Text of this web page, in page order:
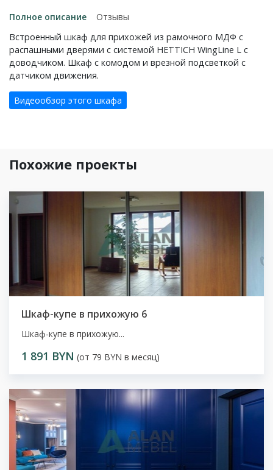
Полное описание
Отзывы
Встроенный шкаф для прихожей из рамочного МДФ с
распашными дверями с системой HETTICH WingLine L с
доводчиком. Шкаф с комодом и врезной подсветкой с
датчиком движения.
Видеообзор этого шкафа
Похожие проекты
Шкаф-купе в прихожую 6
Шкаф-купе в прихожую...
1 891 BYN (от 79 BYN в месяц)